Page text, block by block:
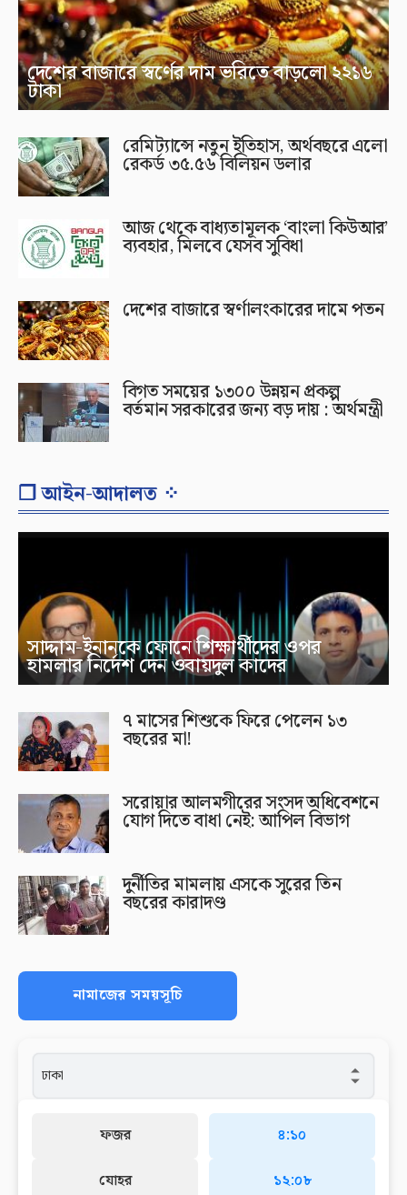
দেশের বাজারে স্বর্ণের দাম ভরিতে বাড়লো ২২১৬
টাকা
রেমিট্যান্সে নতুন ইতিহাস, অর্থবছরে এলো
রেকর্ড ৩৫.৫৬ বিলিয়ন ডলার
আজ থেকে বাধ্যতামূলক ‘বাংলা কিউআর’
ব্যবহার, মিলবে যেসব সুবিধা
দেশের বাজারে স্বর্ণালংকারের দামে পতন
বিগত সময়ের ১৩০০ উন্নয়ন প্রকল্প
বর্তমান সরকারের জন্য বড় দায় : অর্থমন্ত্রী
❐ আইন-আদালত ⁘
সাদ্দাম-ইনানকে ফোনে শিক্ষার্থীদের ওপর
হামলার নির্দেশ দেন ওবায়দুল কাদের
৭ মাসের শিশুকে ফিরে পেলেন ১৩
বছরের মা!
সরোয়ার আলমগীরের সংসদ অধিবেশনে
যোগ দিতে বাধা নেই: আপিল বিভাগ
দুর্নীতির মামলায় এসকে সুরের তিন
বছরের কারাদণ্ড
নামাজের সময়সূচি
ফজর
যোহর
৪:১০
১২:০৮